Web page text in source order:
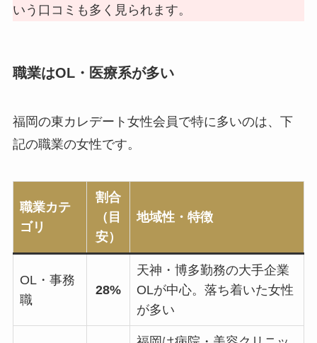
いう口コミも多く見られます。
職業はOL・医療系が多い
福岡の東カレデート女性会員で特に多いのは、下
記の職業の女性です。
職業カテ
ゴリ
割合
（目
安）
地域性・特徴
OL・事務
職
28%
天神・博多勤務の大手企業
OLが中心。落ち着いた女性
が多い